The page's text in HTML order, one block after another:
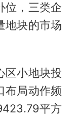
位，三类企
地块的市场
区小地块投
布局动作频
平方